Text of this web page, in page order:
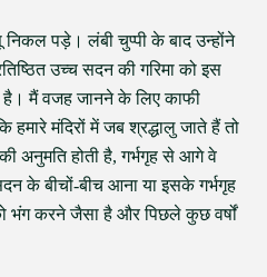
पड़े। लंबी चुप्पी के बाद उन्होंने
उच्च सदन की गरिमा को इस
है। मैं वजह जानने के लिए काफी
मंदिरों में जब श्रद्धालु जाते हैं तो
अनुमति होती है, गर्भगृह से आगे वे
के बीचों-बीच आना या इसके गर्भगृह
भंग करने जैसा है और पिछले कुछ वर्षों